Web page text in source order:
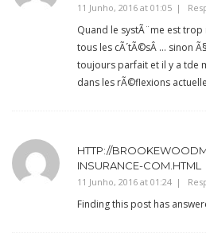
11 Junho, 2016 at 01:05
Quand le systÃ¨me est
tous les cÃ´tÃ©sÂ … sinon
toujours parfait et il y a tde
dans les rÃ©flexions
HTTP://
INSURANCE-COM.HTML
11 Junho, 2016 at 01:24
Finding this post has